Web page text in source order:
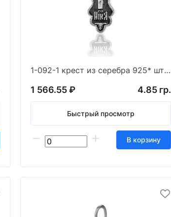
1-092-1 крест из серебра 925* штамп белый
1 566.55 ₽ 4.85 гр.
Быстрый просмотр
В корзину